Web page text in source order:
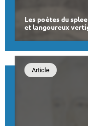
Les poètes du
et langoureux
Article